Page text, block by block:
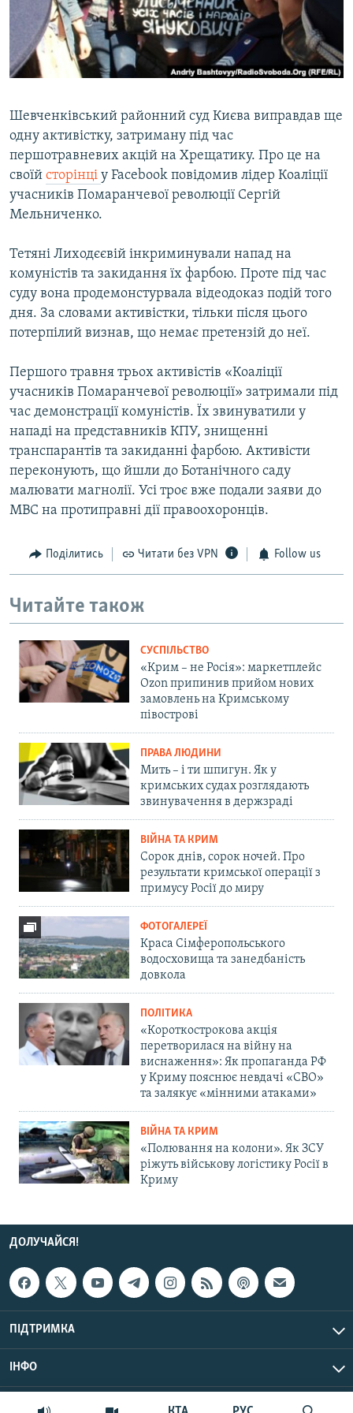
ВІДЕОУРОКИ «ELIFBE»
СВІДЧЕННЯ ОКУПАЦІЇ
УКРАЇНСЬКА ПРОБЛЕМА КРИМУ
Русский
Qırımtatar
Усі сайти RFE/RL
Шевченківський районний суд Києва виправдав ще
одну активістку, затриману під час
першотравневих акцій на Хрещатику. Про це на
своїй сторінці у Facebook повідомив лідер Коаліції
учасників Помаранчевої революції Сергій
Мельниченко.
Тетяні Лиходєєвій інкриминували напад на
комуністів та закидання їх фарбою. Проте під час
суду вона продемонстурвала відеодоказ подій того
дня. За словами активістки, тільки після цього
потерпілий визнав, що немає претензій до неї.
Першого травня трьох активістів «Коаліції
учасників Помаранчевої революції» затримали під
час демонстрації комуністів. Їх звинуватили у
нападі на представників КПУ, знищенні
транспарантів та закиданні фарбою. Активісти
переконують, що йшли до Ботанічного саду
малювати магнолії. Усі троє вже подали заяви до
МВС на протиправні дії правоохоронців.
Поділитись Читати без VPN Follow us
Читайте також
СУСПІЛЬСТВО
«Крим – не Росія»: маркетплейс
Ozon припинив прийом нових
замовлень на Кримському
півострові
ПРАВА ЛЮДИНИ
Мить – і ти шпигун. Як у
кримських судах розглядають
звинувачення в держзраді
ВІЙНА ТА КРИМ
Сорок днів, сорок ночей. Про
результати кримської операції з
примусу Росії до миру
ФОТОГАЛЕРЕЇ
Краса Сімферопольського
водосховища та занедбаність
довкола
ПОЛІТИКА
«Короткострокова акція
перетворилася на війну на
виснаження»: Як пропаганда РФ
у Криму пояснює невдачі «СВО»
та залякує «мінними атаками»
ВІЙНА ТА КРИМ
«Полювання на колони». Як ЗСУ
ріжуть військову логістику Росії в
Криму
ДОЛУЧАЙСЯ!
ПІДТРИМКА
ІНФО
© Крим.Реалії, 2026 | Усі права застережено.